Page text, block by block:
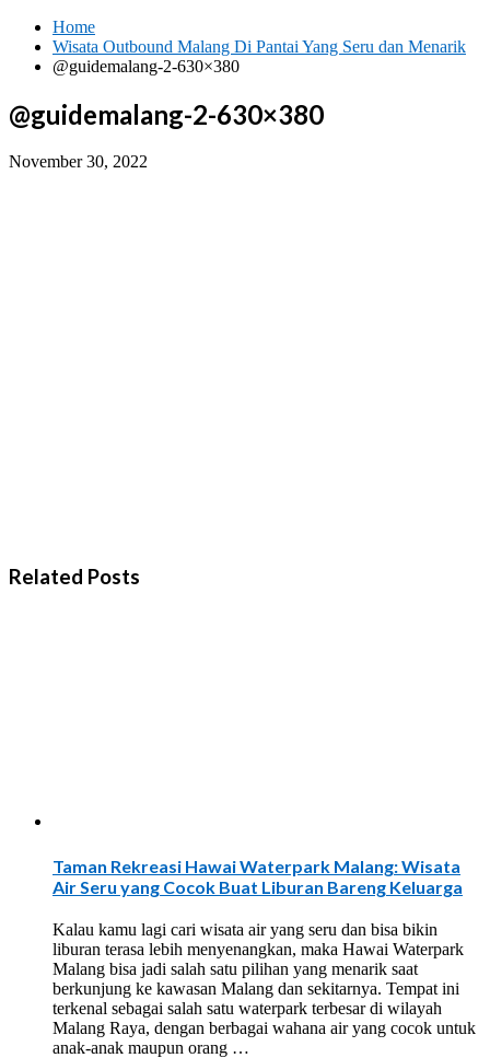
Skip
content
Home
Wisata Outbound Malang Di Pantai Yang Seru dan Menarik
@guidemalang-2-630×380
@guidemalang-2-630×380
November 30, 2022
Related Posts
Taman Rekreasi Hawai Waterpark Malang: Wisata
Air Seru yang Cocok Buat Liburan Bareng Keluarga
Kalau kamu lagi cari wisata air yang seru dan bisa bikin
liburan terasa lebih menyenangkan, maka Hawai Waterpark
Malang bisa jadi salah satu pilihan yang menarik saat
berkunjung ke kawasan Malang dan sekitarnya. Tempat ini
terkenal sebagai salah satu waterpark terbesar di wilayah
Malang Raya, dengan berbagai wahana air yang cocok untuk
anak-anak maupun orang …